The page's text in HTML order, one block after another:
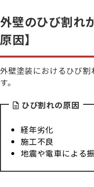
外壁のひび割れ
原因】
外壁塗装におけるひび
す。
ひび割れの原因
経年劣化
施工不良
地震や電車による